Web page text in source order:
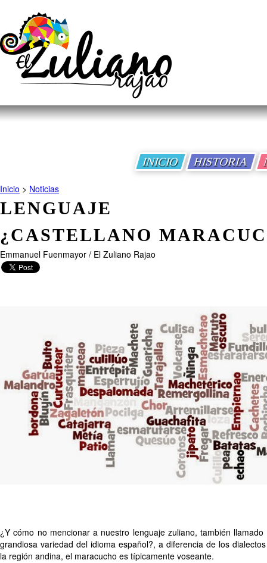
INICIO HISTORIA
Inicio > Noticias
LENGUAJE
¿CASTELLANO
Emmanuel Fuenmayor / El Zuliano Rajao
¿Y cómo no mencionar a nuestro lenguaje zuliano, también
grandiosa variedad del idioma español?, a diferencia de los
la región andina, el maracucho es típicamente voseante.